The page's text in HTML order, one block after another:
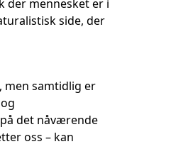
der mennesket er i
side, der
men samtidlig er
det nåværende
oss – kan